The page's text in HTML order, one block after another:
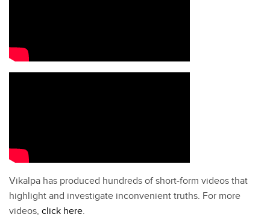
Vikalpa has produced hundreds of short-form videos that
highlight and investigate inconvenient truths. For more
videos, click here.